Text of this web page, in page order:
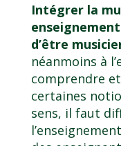
Intégrer la
d’être
néanmoins à
comprendre
certaines
sens, il faut